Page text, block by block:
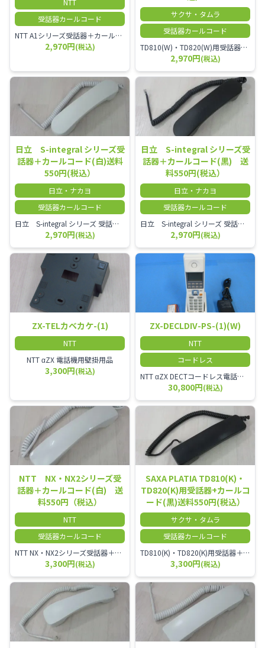
NTT
受話器カールコード
NTT A1シリーズ受話器＋カールコード セット／本商品は中古品となります。 写真では分かりにくいキズ・汚れなどの使用感があります。 経年変化で日焼けの色味が強くなる場合がございます。 予めご理解・ご了承頂きますようお願いいたします。
2,970円(税込)
サクサ・タムラ
受話器カールコード
TD810(W)・TD820(W)用受話器＋カールコード セット／本商品は中古品となります。 写真では分かりにくいキズ・汚れなどの使用感があります。 予めご理解・ご了承頂きますようお願いいたします。
2,970円(税込)
日立 S-integral シリーズ受
話器＋カールコード(白)送料
550円(税込）
日立・ナカヨ
受話器カールコード
日立 S-integral シリーズ 受話器＋カールコード セット（白）／本商品は中古品となります。 写真では分かりにくいキズ・汚れなどの使用感があります。 経年変化で日焼けの色味が強くなる場合がございます。 予めご理解・ご了承頂きますようお願いいたします。
2,970円(税込)
日立 S-integral シリーズ受
話器＋カールコード(黒) 送
料550円(税込）
日立・ナカヨ
受話器カールコード
日立 S-integral シリーズ 受話器＋カールコード セット（黒）／本商品は中古品となります。 写真では分かりにくいキズ・汚れなどの使用感があります。 経年変化で日焼けの色味が強くなる場合がございます。 予めご理解・ご了承頂きますようお願いいたします。
2,970円(税込)
ZX-TELカベカケ-(1)
NTT
NTT αZX 電話機用壁掛用品
3,300円(税込)
ZX-DECLDIV-PS-(1)(W)
NTT
コードレス
NTT αZX DECTコードレス電話機(ダイバーシティ方式)
30,800円(税込)
NTT NX・NX2シリーズ受
話器＋カールコード(白) 送
料550円（税込）
NTT
受話器カールコード
NTT NX・NX2シリーズ受話器＋カールコード
3,300円(税込)
SAXA PLATIA TD810(K)・
TD820(K)用受話器+カールコ
ード(黒)送料550円(税込）
サクサ・タムラ
受話器カールコード
TD810(K)・TD820(K)用受話器＋カールコード セット／本商品は中古品となります。 写真では分かりにくいキズ・汚れなどの使用感があります。 予めご理解・ご了承頂きますようお願いいたします。
3,300円(税込)